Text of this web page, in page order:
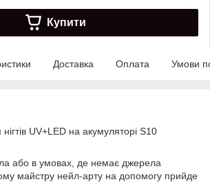
Купити
Доставка Оплата Умови
UV+LED на акумуляторі S10
або в умовах, де немає джерела
майстру нейл-арту на допомогу прийде